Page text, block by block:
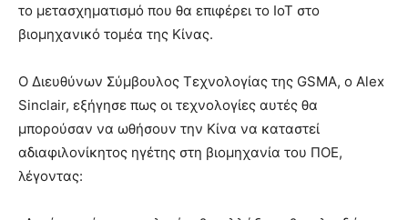
το μετασχηματισμό που θα επιφέρει το IoT στο
βιομηχανικό τομέα της Κίνας.
Ο Διευθύνων Σύμβουλος Τεχνολογίας της GSMA, ο Alex
Sinclair, εξήγησε πως οι τεχνολογίες αυτές θα
μπορούσαν να ωθήσουν την Κίνα να καταστεί
αδιαφιλονίκητος ηγέτης στη βιομηχανία του ΠΟΕ,
λέγοντας: